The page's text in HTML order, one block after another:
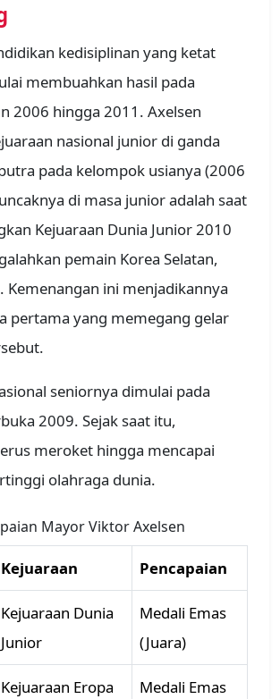
kedisiplinan yang ketat
membuahkan hasil pada
2006 hingga 2011. Axelsen
nasional junior di ganda
pada kelompok usianya (2006
di masa junior adalah saat
Kejuaraan Dunia Junior 2010
pemain Korea Selatan,
Kemenangan ini menjadikannya
pertama yang memegang gelar
seniornya dimulai pada
2009. Sejak saat itu,
meroket hingga mencapai
olahraga dunia.
Mayor Viktor Axelsen
Kejuaraan Pencapaian
Kejuaraan Dunia
Junior
Medali Emas
(Juara)
Kejuaraan Eropa Medali Emas